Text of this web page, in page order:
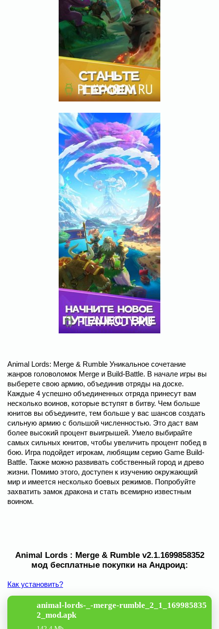
Animal Lords: Merge & Rumble Уникальное сочетание
жанров головоломок Merge и Build-Battle. В начале игры вы
выберете свою армию, объединив отряды на доске.
Каждые 4 успешно объединенных отряда принесут вам
несколько воинов, которые вступят в битву. Чем больше
юнитов вы объедините, тем больше у вас шансов создать
сильную армию с большой численностью. Это даст вам
более высокий процент выигрышей. Умело выбирайте
самых сильных юнитов, чтобы увеличить процент побед в
бою. Игра подойдет игрокам, любящим серию Game Build-
Battle. Также можно развивать собственный город и древо
жизни. Помимо этого, доступен к изучению окружающий
мир и имеется несколько боевых режимов. Попробуйте
захватить замок дракона и стать всемирно известным
воином.
Animal Lords : Merge & Rumble v2.1.1699858352
мод бесплатные покупки на Андроид:
Как установить?
animal-lords-_-merge-rumble_2_1_169985835
2_mod.apk